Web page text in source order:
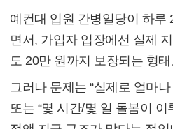
예컨대 입원 간병일당이 하루
면서, 가입자 입장에선 실제
도 20만 원까지 보장되는 형
그러나 문제는 “실제로 얼마
또는 “몇 시간/몇 일 돌봄이 이